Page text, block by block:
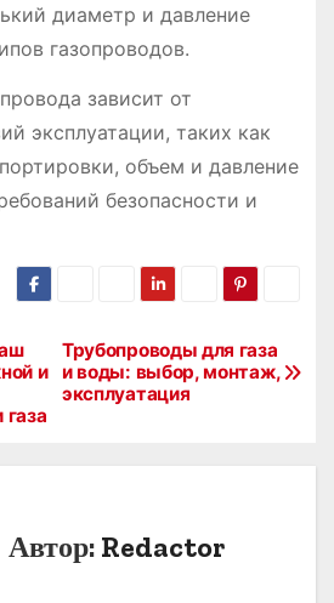
диаметр и давление
газопроводов.
зависит от
эксплуатации, таких как
объем и давление
безопасности и
Трубопроводы для газа
и воды: выбор, монтаж,
эксплуатация
и
Автор: Redactor